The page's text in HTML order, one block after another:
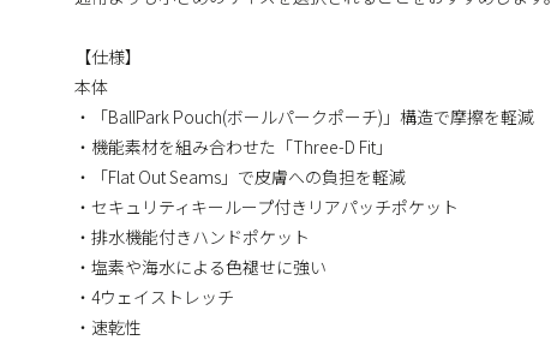
【仕様】
本体
・「BallPark Pouch(ボールパークポーチ)」構造で摩擦を軽減
・機能素材を組み合わせた「Three-D Fit」
・「Flat Out Seams」で皮膚への負担を軽減
・セキュリティキーループ付きリアパッチポケット
・排水機能付きハンドポケット
・塩素や海水による色褪せに強い
・4ウェイストレッチ
・速乾性